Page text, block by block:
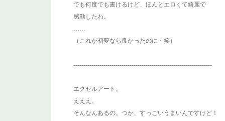
でも何度でも書けるけど、ほんとエロくて綺麗で
感動したわ。
……
（これが初夢なら良かったのに・笑）
---------------------------------------------------------------------
エクセルアート。
えええ。
そんなんあるの。つか、すっごいうまいんですけど！